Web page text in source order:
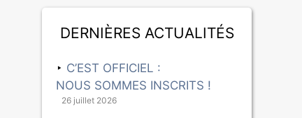
Dernières actualités
C’EST OFFICIEL :
NOUS SOMMES INSCRITS !
26 juillet 2026